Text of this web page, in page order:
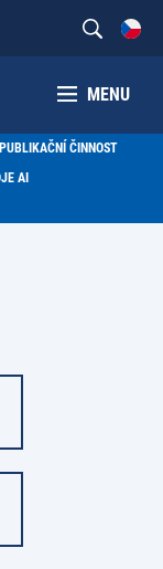
MENU
PUBLIKAČNÍ ČINNOST
AI